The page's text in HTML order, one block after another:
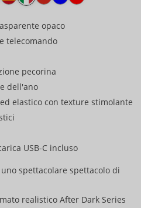
opaco
telecomando
pecorina
dell'ano
elastico con texture stimolante
USB-C incluso
spettacolare spettacolo di
realistico After Dark Series